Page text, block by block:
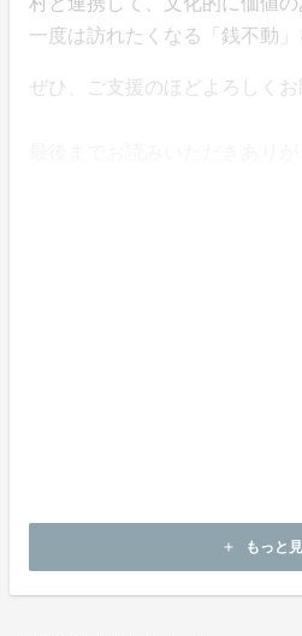
一度は訪れたくなる「銭不動」
ぜひ、ご支援のほどよろしくお
見る銭地区、写真中央銭不動）
add もっと